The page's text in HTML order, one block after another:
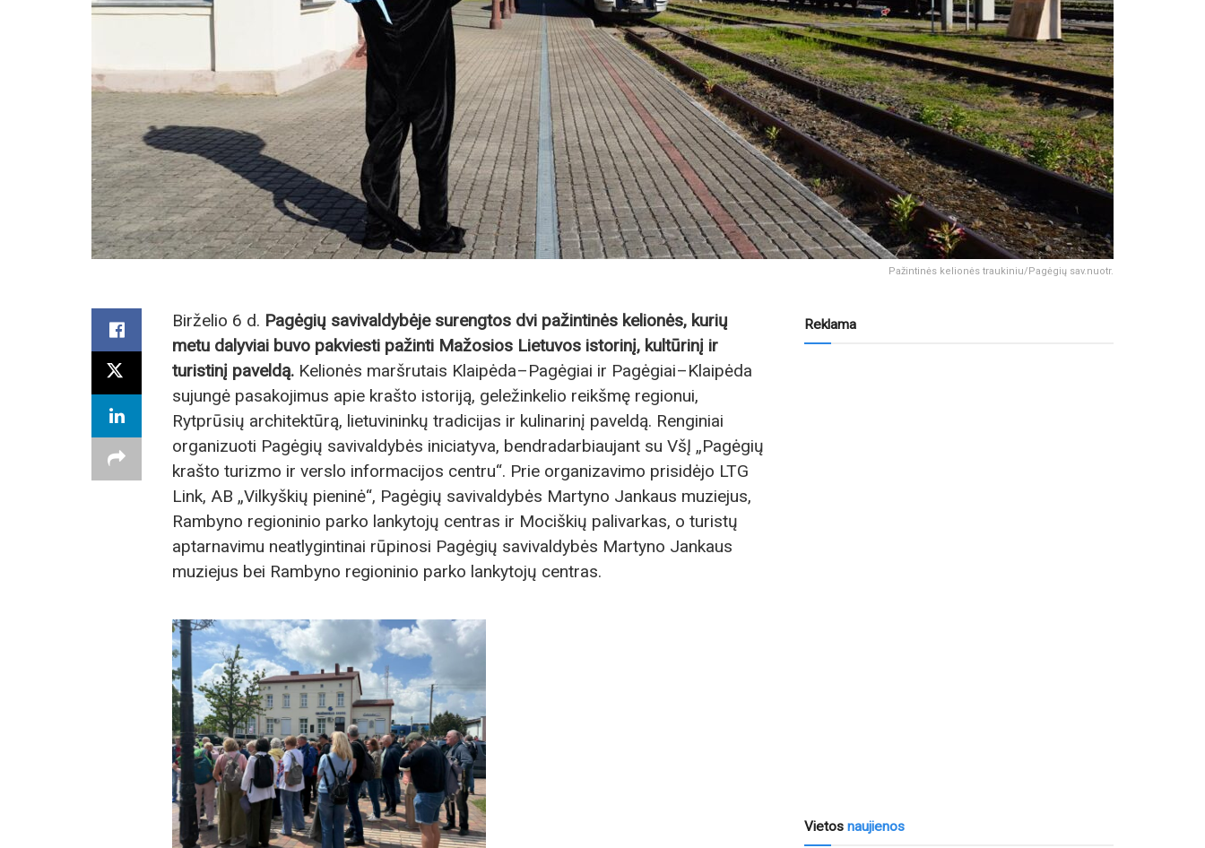
Pažintinės kelionės traukiniu/Pagėgių sav.nuotr.
Birželio 6 d. Pagėgių savivaldybėje surengtos dvi pažintinės kelionės, kurių
metu dalyviai buvo pakviesti pažinti Mažosios Lietuvos istorinį, kultūrinį ir
turistinį paveldą. Kelionės maršrutais Klaipėda–Pagėgiai ir Pagėgiai–Klaipėda
sujungė pasakojimus apie krašto istoriją, geležinkelio reikšmę regionui,
Rytprūsių architektūrą, lietuvininkų tradicijas ir kulinarinį paveldą. Renginiai
organizuoti Pagėgių savivaldybės iniciatyva, bendradarbiaujant su VšĮ „Pagėgių
krašto turizmo ir verslo informacijos centru“. Prie organizavimo prisidėjo LTG
Link, AB „Vilkyškių pieninė“, Pagėgių savivaldybės Martyno Jankaus muziejus,
Rambyno regioninio parko lankytojų centras ir Mociškių palivarkas, o turistų
aptarnavimu neatlygintinai rūpinosi Pagėgių savivaldybės Martyno Jankaus
muziejus bei Rambyno regioninio parko lankytojų centras.
Reklama
Vietos naujienos